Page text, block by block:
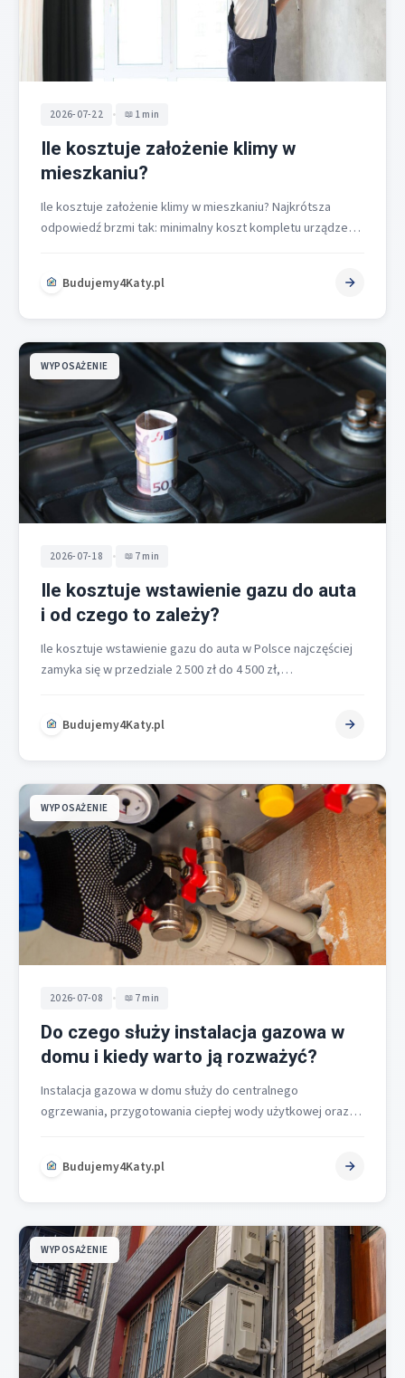
2026-07-22 • 1 min
Ile kosztuje założenie klimy w
mieszkaniu?
Ile kosztuje założenie klimy w mieszkaniu? Najkrótsza
odpowiedź brzmi tak: minimalny koszt kompletu urządzenie
Budujemy4Katy.pl
WYPOSAŻENIE
2026-07-18 • 7 min
Ile kosztuje wstawienie gazu do auta
i od czego to zależy?
Ile kosztuje wstawienie gazu do auta w Polsce najczęściej
zamyka się w przedziale 2 500 zł do 4 500 zł,…
Budujemy4Katy.pl
WYPOSAŻENIE
2026-07-08 • 7 min
Do czego służy instalacja gazowa w
domu i kiedy warto ją rozważyć?
Instalacja gazowa w domu służy do centralnego
ogrzewania, przygotowania ciepłej wody użytkowej oraz
Budujemy4Katy.pl
WYPOSAŻENIE